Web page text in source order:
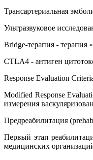
Трансартериальная
Ультразвуковое
Bridge-терапия - терапия
CTLA4 - антиген
Response Evaluation
Modified Response
измерения
Предреабилитация
Первый этап
медицинских